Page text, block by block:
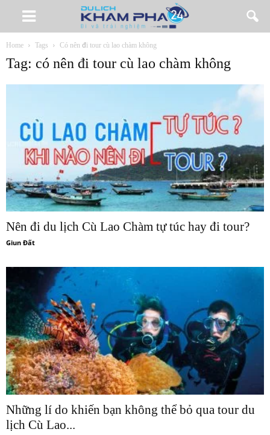
Home Tags Có nên đi tour cù lao chàm không
Tag: có nên đi tour cù lao chàm không
Nên đi du lịch Cù Lao Chàm tự túc hay đi tour?
Giun Đất
Những lí do khiến bạn không thể bỏ qua tour du
lịch Cù Lao...